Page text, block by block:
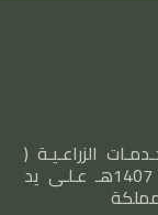
الزراعـيـة (
شـركـة ذات مـسـؤلـيـة مـحـدودة ) عــام 1407هـ عـلـى يد